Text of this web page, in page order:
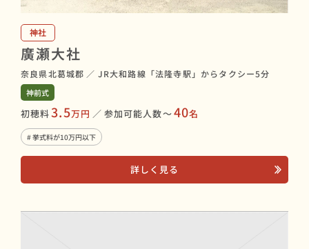
神社
廣瀬大社
奈良県北葛城郡 ／ JR大和路線「法隆寺駅」からタクシー5分
神前式
初穂料3.5万円 ／ 参加可能人数〜40名
# 挙式料が10万円以下
詳しく見る